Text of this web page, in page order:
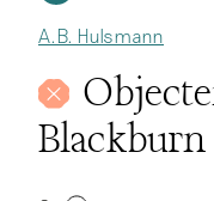
Bekijken
Verdiepen
A.B. Hulsmann
Blackburn